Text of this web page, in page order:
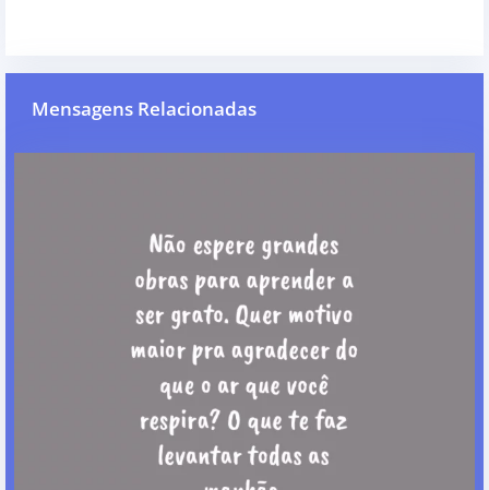
Mensagens Relacionadas